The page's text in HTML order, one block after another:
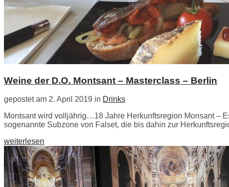
Weine der D.O. Montsant – Masterclass – Berlin
gepostet am 2. April 2019 in Drinks
Montsant wird volljährig…18 Jahre Herkunftsregion Monsant –
sogenannte Subzone von Falset, die bis dahin zur
weiterlesen